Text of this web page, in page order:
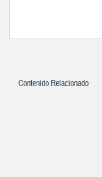
Contenido Relacionado